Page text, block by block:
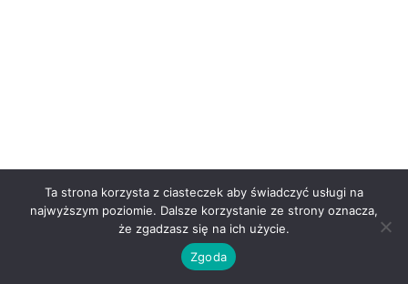
Ta strona korzysta z ciasteczek aby świadczyć usługi na
najwyższym poziomie. Dalsze korzystanie ze strony oznacza,
że zgadzasz się na ich użycie.
Zgoda